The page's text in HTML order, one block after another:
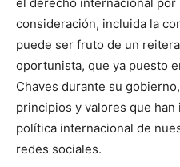
consideración, incluida la
puede ser fruto de un
oportunista, que ya puesto
Chaves durante su
principios y valores que
política internacional de
redes sociales.